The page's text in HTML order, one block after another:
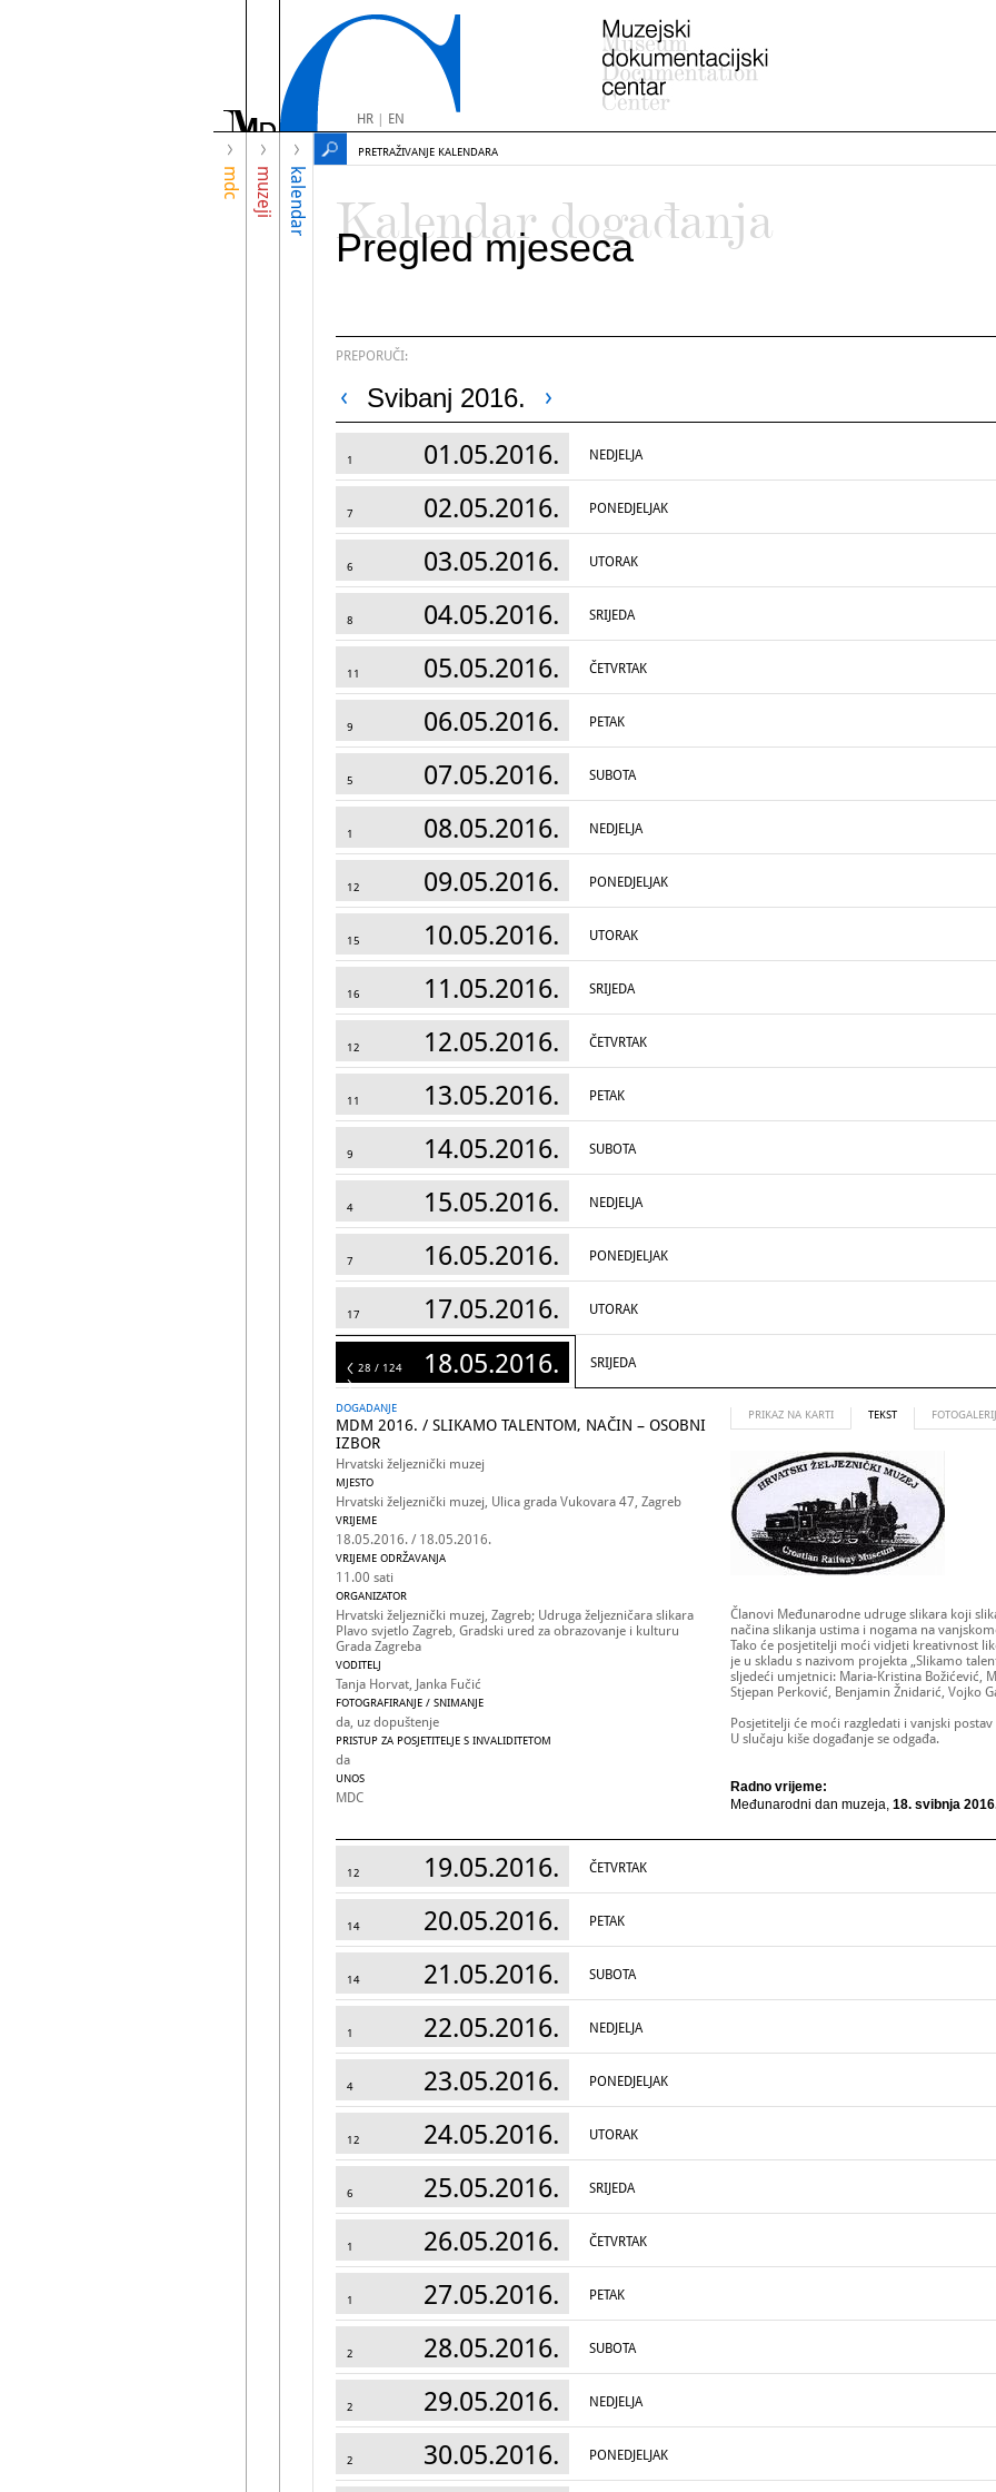
HR| EN
mdc muzeji kalendar
PRETRAŽIVANJE KALENDARA
Kalendar događanja
Pregled mjeseca
PREPORUČI:
Svibanj 2016.
1 01.05.2016. NEDJELJA
7 02.05.2016. PONEDJELJAK
6 03.05.2016. UTORAK
8 04.05.2016. SRIJEDA
11 05.05.2016. ČETVRTAK
9 06.05.2016. PETAK
5 07.05.2016. SUBOTA
1 08.05.2016. NEDJELJA
12 09.05.2016. PONEDJELJAK
15 10.05.2016. UTORAK
16 11.05.2016. SRIJEDA
12 12.05.2016. ČETVRTAK
11 13.05.2016. PETAK
9 14.05.2016. SUBOTA
4 15.05.2016. NEDJELJA
7 16.05.2016. PONEDJELJAK
17 17.05.2016. UTORAK
124 18.05.2016. SRIJEDA
28 / 124
DOGADANJE
MDM 2016. / SLIKAMO TALENTOM, NAČIN – OSOBNI
IZBOR
Hrvatski željeznički muzej
MJESTO
Hrvatski željeznički muzej, Ulica grada Vukovara 47, Zagreb
VRIJEME
18.05.2016. / 18.05.2016.
VRIJEME ODRŽAVANJA
11.00 sati
ORGANIZATOR
Hrvatski željeznički muzej, Zagreb; Udruga željezničara slikara
Plavo svjetlo Zagreb, Gradski ured za obrazovanje i kulturu
Grada Zagreba
VODITELJ
Tanja Horvat, Janka Fučić
FOTOGRAFIRANJE / SNIMANJE
da, uz dopuštenje
PRISTUP ZA POSJETITELJE S INVALIDITETOM
da
UNOS
MDC
PRIKAZ NA KARTI TEKST
Članovi Međunarodne udruge slikara koji
načina slikanja ustima i nogama na
Tako će posjetitelji moći vidjeti kreativnost
je u skladu s nazivom projekta „Slikamo
sljedeći umjetnici: Maria-Kristina Božićević,
Stjepan Perković, Benjamin Žnidarić, Vojko
Posjetitelji će moći razgledati i vanjski
U slučaju kiše događanje se odgađa.
Radno vrijeme:
Međunarodni dan muzeja, 18. svibnja
12 19.05.2016. ČETVRTAK
14 20.05.2016. PETAK
14 21.05.2016. SUBOTA
1 22.05.2016. NEDJELJA
4 23.05.2016. PONEDJELJAK
12 24.05.2016. UTORAK
6 25.05.2016. SRIJEDA
1 26.05.2016. ČETVRTAK
1 27.05.2016. PETAK
2 28.05.2016. SUBOTA
2 29.05.2016. NEDJELJA
2 30.05.2016. PONEDJELJAK